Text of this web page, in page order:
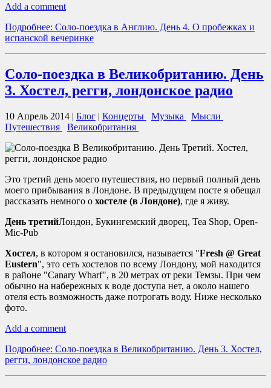
Add a comment
Подробнее: Соло-поездка в Англию. День 4. О пробежках и
испанской вечеринке
Соло-поездка в Великобританию. День
3. Хостел, регги, лондонское радио
10 Апрель 2014 | Блог | Концерты Музыка
Мысли
Путешествия
Великобритания
Это третий день моего путешествия, но первый полный день
моего прибывания в Лондоне. В предыдущем посте я обещал
рассказать немного о хостеле (в Лондоне), где я живу.
День третийЛондон, Букингемский дворец, Tea Shop, Open-
Mic-Pub
Хостел, в котором я остановился, называется "Fresh @ Great
Eustern", это сеть хостелов по всему Лондону, мой находится
в районе "Canary Wharf", в 20 метрах от реки Темзы. При чем
обычно на набережных к воде доступа нет, а около нашего
отеля есть возможность даже потрогать воду. Ниже несколько
фото.
Add a comment
Подробнее: Соло-поездка в Великобританию. День 3. Хостел,
регги, лондонское радио